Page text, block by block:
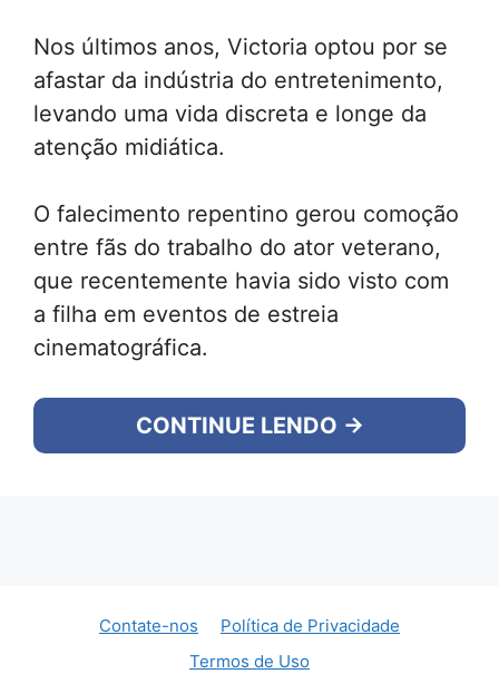
Nos últimos anos, Victoria optou por se
afastar da indústria do entretenimento,
levando uma vida discreta e longe da
atenção midiática.
O falecimento repentino gerou comoção
entre fãs do trabalho do ator veterano,
que recentemente havia sido visto com
a filha em eventos de estreia
cinematográfica.
CONTINUE LENDO →
Contate-nos
Política de Privacidade
Termos de Uso